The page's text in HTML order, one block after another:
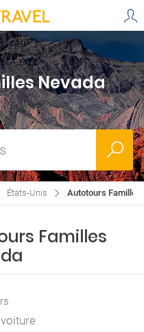
Nevada
États-Unis Autotours Familles
Familles